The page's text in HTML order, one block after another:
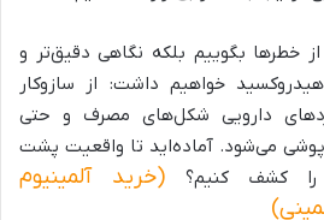
خطرها بگوییم بلکه نگاهی دقیق‌تر و
خواهیم داشت: از سازوکار
دارویی شکل‌های مصرف و حتی
می‌شود. آماده‌اید تا واقعیت پشت
کشف کنیم؟ (خرید آلمینیوم